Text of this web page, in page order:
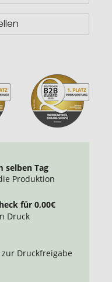
selben Tag
Produktion
für 0,00€
Druck
Druckfreigabe